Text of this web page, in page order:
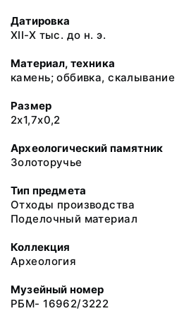
Датировка
XII-X тыс. до н. э.
Материал, техника
камень; оббивка, скалывание
Размер
2х1,7х0,2
Археологический памятник
Золоторучье
Тип предмета
Отходы производства
Поделочный материал
Коллекция
Археология
Музейный номер
РБМ- 16962/3222